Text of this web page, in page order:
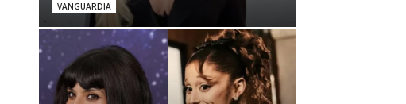
VANGUARDIA